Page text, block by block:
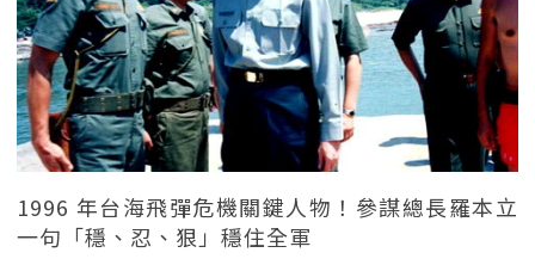
1996 年台海飛彈危機關鍵人物！參謀總長羅本立
一句「穩、忍、狠」穩住全軍